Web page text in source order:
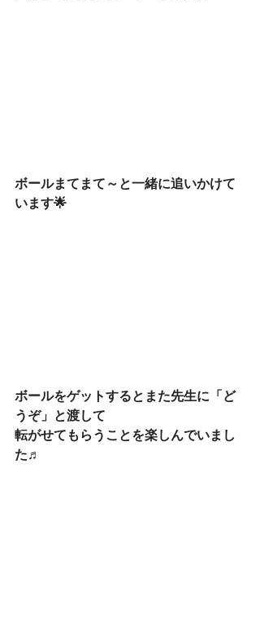
ボールまてまて～と一緒に追いかけて
います🌟
ボールをゲットするとまた先生に「ど
うぞ」と渡して
転がせてもらうことを楽しんでいまし
た♬